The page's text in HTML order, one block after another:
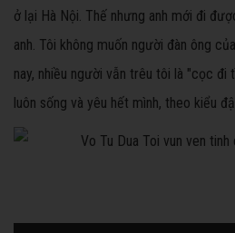
ở lại Hà Nội. Thế nhưng anh mới đi
anh. Tôi không muốn người đàn ông
nay, nhiều người vẫn trêu tôi là "cọc đi
luôn sống và yêu hết mình, theo kiểu